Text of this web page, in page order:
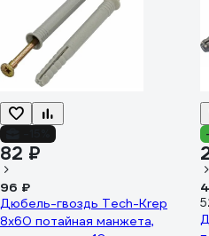
82 ₽
96 ₽
Дюбель-гвоздь Tech-Krep
8х60 потайная манжета,